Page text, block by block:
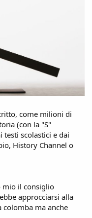
come milioni di
(con la "S"
testi scolastici e dai
History Channel o
mio il consiglio
approcciarsi alla
colomba ma anche